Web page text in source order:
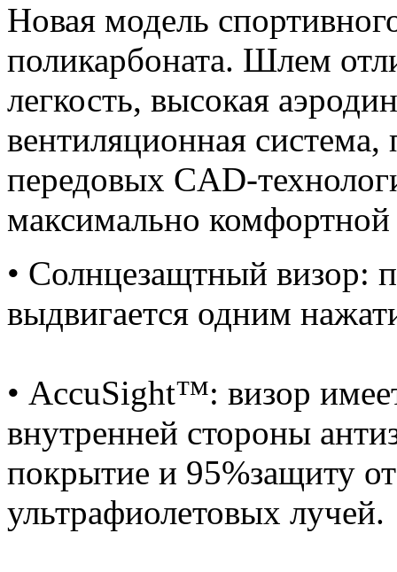
Новая модель
поликарбоната. Шлем
легкость, высокая
вентиляционная
передовых CAD-
максимально
• Солнцезащтный визор:
выдвигается одним
• AccuSight™: визор
внутренней стороны
покрытие и 95%защиту
ультрафиолетовых лучей.